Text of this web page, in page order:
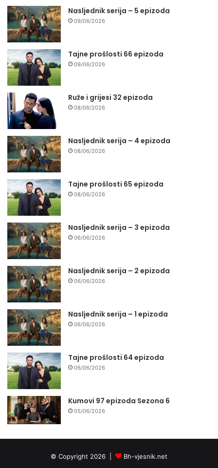
Nasljednik serija – 5 epizoda
09/06/2026
Tajne prošlosti 66 epizoda
09/06/2026
Ruže i grijesi 32 epizoda
08/06/2026
Nasljednik serija – 4 epizoda
08/06/2026
Tajne prošlosti 65 epizoda
08/06/2026
Nasljednik serija – 3 epizoda
06/06/2026
Nasljednik serija – 2 epizoda
06/06/2026
Nasljednik serija – 1 epizoda
06/06/2026
Tajne prošlosti 64 epizoda
06/06/2026
Kumovi 97 epizoda Sezona 6
05/06/2026
© Copyright 2026 | Bh-vjesnik.net